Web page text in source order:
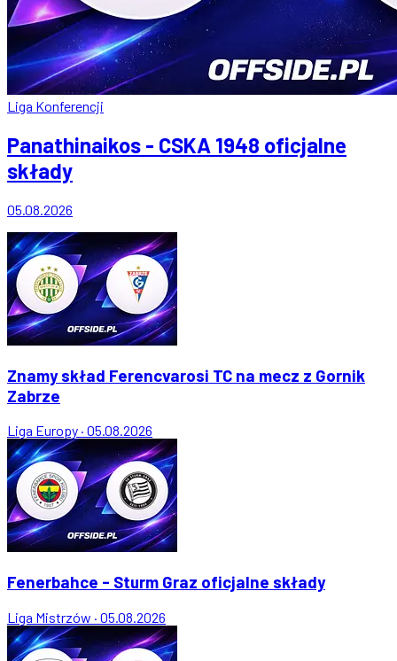
Liga Konferencji
Panathinaikos - CSKA 1948 oficjalne
składy
05.08.2026
Znamy skład Ferencvarosi TC na mecz z Gornik
Zabrze
Liga Europy · 05.08.2026
Fenerbahce - Sturm Graz oficjalne składy
Liga Mistrzów · 05.08.2026